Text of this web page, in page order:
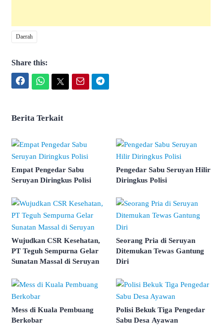
Daerah
Share this:
Berita Terkait
Empat Pengedar Sabu
Seruyan Diringkus Polisi
Pengedar Sabu Seruyan Hilir
Diringkus Polisi
Wujudkan CSR Kesehatan,
PT Teguh Sempurna Gelar
Sunatan Massal di Seruyan
Seorang Pria di Seruyan
Ditemukan Tewas Gantung
Diri
Mess di Kuala Pembuang
Berkobar
Polisi Bekuk Tiga Pengedar
Sabu Desa Ayawan